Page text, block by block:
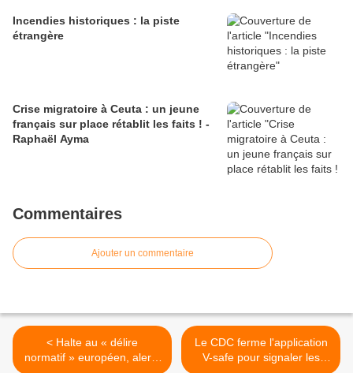
Incendies historiques : la piste
étrangère
Crise migratoire à Ceuta : un jeune
français sur place rétablit les faits ! -
Raphaël Ayma
Commentaires
Ajouter un commentaire
< Halte au « délire
normatif » européen, alerte
Le CDC ferme l'application
V-safe pour signaler les